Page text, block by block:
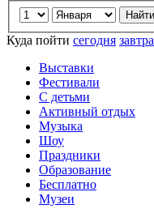
Куда пойти сегодня завтра
Выставки
Фестивали
С детьми
Активный отдых
Музыка
Шоу
Праздники
Образование
Бесплатно
Музеи